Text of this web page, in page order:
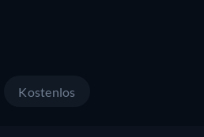
Kostenlos